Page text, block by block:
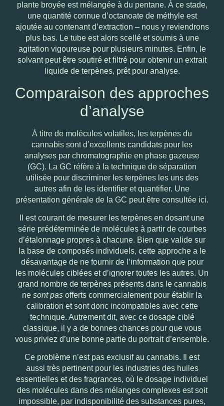
plante broyée est mélangée à du pentane. À ce stade,
une quantité connue d’octanoate de méthyle est
ajoutée au contenant d’extraction – nous y reviendrons
plus bas. Le tube est alors scellé et soumis à une
agitation vigoureuse pour plusieurs minutes. Enfin, le
solvant peut être soutiré et filtré pour obtenir un extrait
liquide de terpènes, prêt pour analyse.
Comparaison des approches
d’analyse
À titre de molécules volatiles, les terpènes du
cannabis sont d’excellents candidats pour les
analyses par chromatographie en phase gazeuse
(GC). La GC réfère à la technique de séparation
utilisée pour discriminer les terpènes les uns des
autres afin de les identifier et quantifier. Une
présentation générale de la GC peut être consultée ici.
Il est courant de mesurer les terpènes en dosant une
série prédéterminée de molécules à partir de courbes
d’étalonnage propres à chacune. Bien que valide sur
la base de composés individuels, cette approche a le
désavantage de ne fournir de l’information que pour
les molécules ciblées et d’ignorer toutes les autres. Un
grand nombre de terpènes présents dans le cannabis
ne sont pas offerts commercialement pour établir la
calibration et sont donc incompatibles avec cette
technique. Autrement dit, avec ce dosage ciblé
classique, il y a de bonnes chances pour que vous
vous priviez d’une bonne partie du portrait d’ensemble.
Ce problème n’est pas exclusif au cannabis. Il est
aussi très pertinent pour les industries des huiles
essentielles et des fragrances, où le dosage individuel
des molécules dans des mélanges complexes est soit
impossible, par indisponibilité des substances pures,